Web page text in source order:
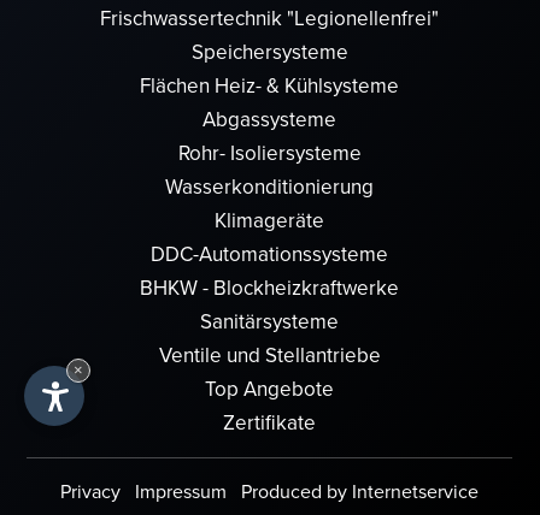
Frischwassertechnik "Legionellenfrei"
Speichersysteme
Flächen Heiz- & Kühlsysteme
Abgassysteme
Rohr- Isoliersysteme
Wasserkonditionierung
Klimageräte
DDC-Automationssysteme
BHKW - Blockheizkraftwerke
Sanitärsysteme
Ventile und Stellantriebe
Top Angebote
Zertifikate
Privacy Impressum Produced by Internetservice
×